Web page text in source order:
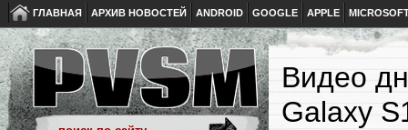
ГЛАВНАЯ АРХИВ НОВОСТЕЙ ANDROID GOOGLE APPLE
Видео
Galaxy